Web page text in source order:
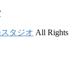
タジオ All Rights